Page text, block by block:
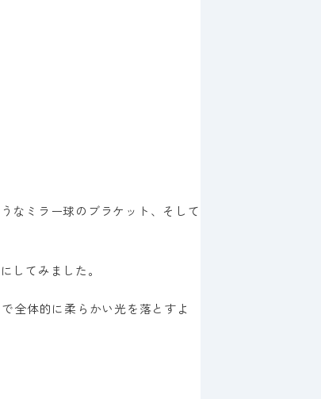
なミラー球のブラケット、そして
してみました。
全体的に柔らかい光を落とすよ